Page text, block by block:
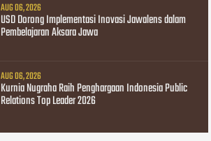
AUG 06, 2026
USD Dorong Implementasi Inovasi Jawalens dalam
Pembelajaran Aksara Jawa
AUG 06, 2026
Kurnia Nugraha Raih Penghargaan Indonesia Public
Relations Top Leader 2026